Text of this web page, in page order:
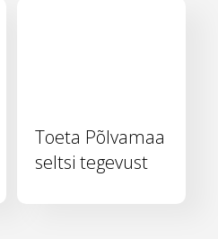
Toeta Põlvamaa
seltsi tegevust